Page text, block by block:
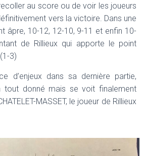
au score ou de voir les joueurs
vers la victoire. Dans une
âpre, 10-12, 12-10, 9-11 et enfin 10-
de Rillieux qui apporte le point
3)
d’enjeux dans sa dernière partie,
tout donné mais se voit finalement
MASSET, le joueur de Rillieux